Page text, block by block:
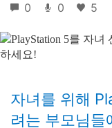
0 0 5
자녀를 위해
려는 부모님들